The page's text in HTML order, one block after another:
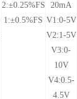
2:±0.25%FS
1:±0.5%FS
20mA
V1:0-5V
V2:1-5V
V3:0-
10V
V4:0.5-
4.5V